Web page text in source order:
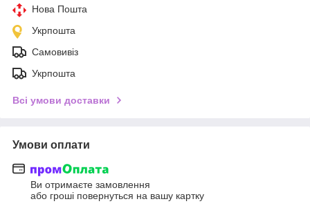
Нова Пошта
Укрпошта
Самовивіз
Укрпошта
Всі умови доставки
Умови оплати
Ви отримаєте замовлення
або гроші повернуться на вашу картку